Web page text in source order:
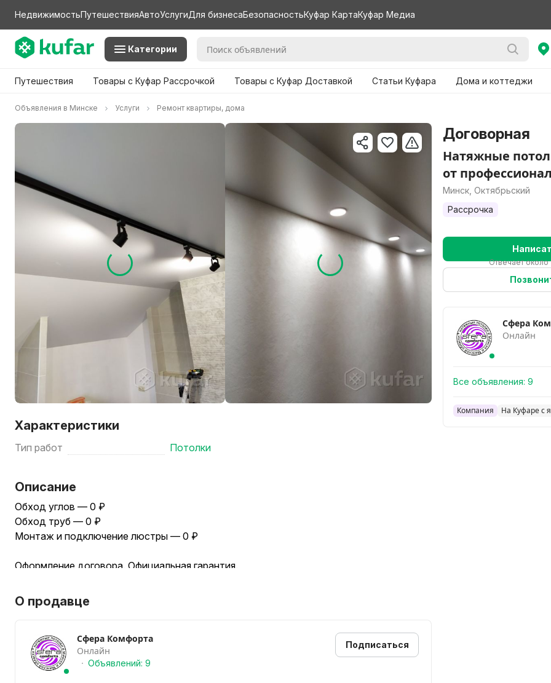
НедвижимостьПутешествияАвтоУслугиДля бизнесаБезопасностьКуфар КартаКуфар Медиа
Категории
Путешествия Товары с Куфар Рассрочкой Товары с Куфар Доставкой Статьи Куфара Дома и коттеджи
Объявления в Минске Услуги Ремонт квартиры, дома
Характеристики
Тип работ Потолки
Описание
Обход углов — 0 ₽
Обход труб — 0 ₽
Монтаж и подключение люстры — 0 ₽
Оформление договора. Официальная гарантия.
Бесплатная консультация по стоимости и дизайну
О продавце
Сфера Комфорта
Онлайн
Объявлений: 9
Подписаться
Договорная
Натяжные
от
Минск, Октябрьский
Рассрочка
Отвечает около
Сфера
Онлайн
Все объявления: 9
Компания На Куфаре с